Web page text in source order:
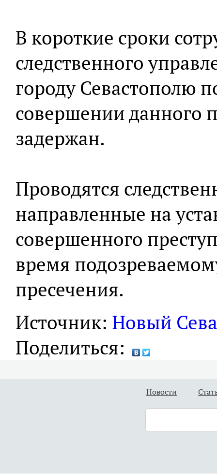
В короткие сроки
следственного
городу Севастополю
совершении данного
задержан.
Проводятся
направленные на
совершенного
время
пресечения.
Источник: Новый
Поделиться:
Новости